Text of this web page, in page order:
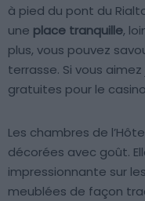
à pied du pont du
une place tranquille,
plus, vous pouvez
terrasse. Si vous
gratuites pour le
Les chambres de
décorées avec goût.
impressionnante sur
meublées de façon